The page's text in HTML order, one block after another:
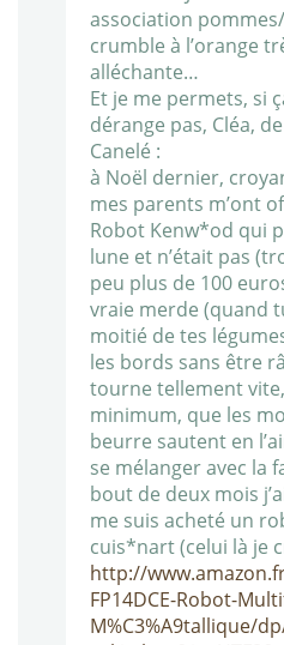
association
crumble à l’orange
alléchante…
Et je me permets, si
dérange pas, Cléa,
Canelé :
à Noël dernier,
mes parents m’ont
Robot Kenw*od qui
lune et n’était pas
peu plus de 100
vraie merde (quand
moitié de tes
les bords sans être
tourne tellement
minimum, que les
beurre sautent en
se mélanger avec la
bout de deux mois
me suis acheté un
cuis*nart (celui là je
http://
FP14DCE-Robot-
M%C3%A9tallique/